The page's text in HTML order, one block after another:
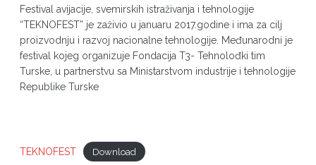
Festival avijacije, svemirskih istraživanja i tehnologije
“TEKNOFEST” je zaživio u januaru 2017.godine i ima za cilj
proizvodnju i razvoj nacionalne tehnologije. Međunarodni je
festival kojeg organizuje Fondacija T3- Tehnolođki tim
Turske, u partnerstvu sa Ministarstvom industrije i tehnologije
Republike Turske
TEKNOFEST Download